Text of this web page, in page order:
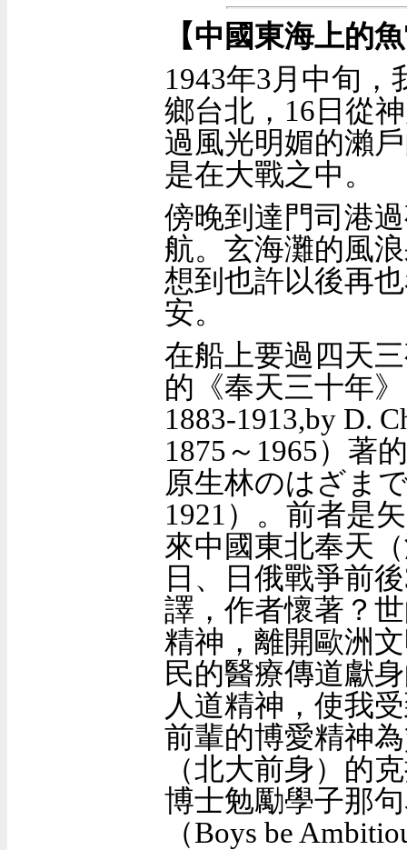
【中國東海上的
1943年3月中旬，
鄉台北， 16 日從
過風光明媚的瀨
是在大戰之中。
傍晚到達門司港
航。玄海灘的風
想到也許以後再
安。
在船上要過四天
的《奉天三十年》
1883-1913,by D.
1875～ 1965） 著
原生林のはざま
1921 ）。 前者是
來中國東北奉天
日、日俄戰爭前後
譯，作者懷著 ？
精神，離開歐洲
民的醫療傳道獻
人道精神，使我
前輩的博愛精神
（北大前身）的
博士勉勵學子那
（Boys be